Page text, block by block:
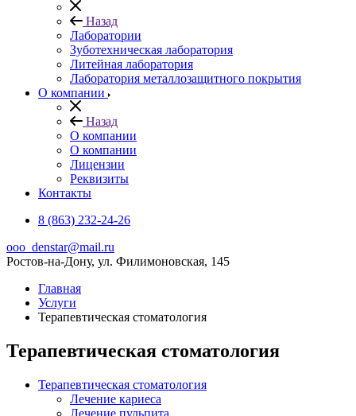
Назад
Лаборатории
Зуботехническая лаборатория
Литейная лаборатория
Лаборатория металлозащитного покрытия
О компании
Назад
О компании
О компании
Лицензии
Реквизиты
Контакты
8 (863) 232-24-26
ooo_denstar@mail.ru
Ростов-на-Дону, ул. Филимоновская, 145
Главная
Услуги
Терапевтическая стоматология
Терапевтическая стоматология
Терапевтическая стоматология
Лечение кариеса
Лечение пульпита